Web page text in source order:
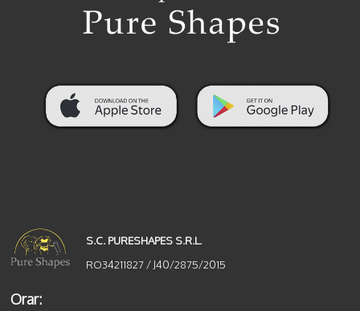
S.C. PURESHAPES S.R.L.
RO34211827 / J40/2875/2015
Orar: